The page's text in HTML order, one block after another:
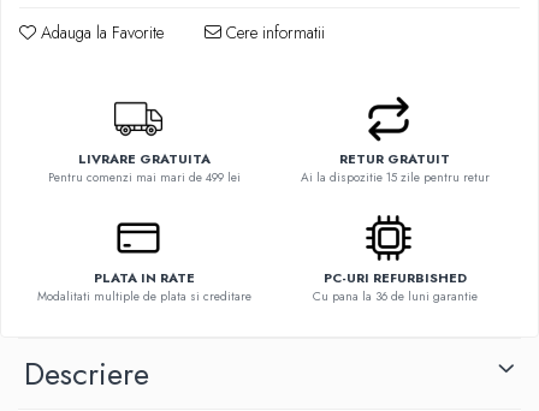
Calculatoare All-in-One NOI
Calculatoare All-in-One RENEW
Componente All-in-One
Adauga la Favorite Cere informatii
LIVRARE GRATUITA
Pentru comenzi mai mari de 499 lei
RETUR GRATUIT
Ai la dispozitie 15 zile pentru retur
PLATA IN RATE
Modalitati multiple de plata si creditare
PC-URI REFURBISHED
Cu pana la 36 de luni garantie
Descriere